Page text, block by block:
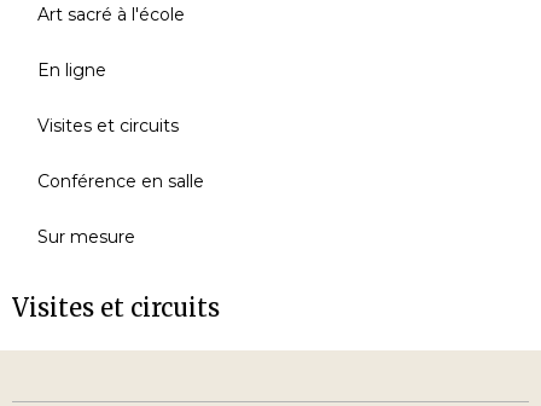
Art sacré à l'école
En ligne
Visites et circuits
Conférence en salle
Sur mesure
Visites et circuits